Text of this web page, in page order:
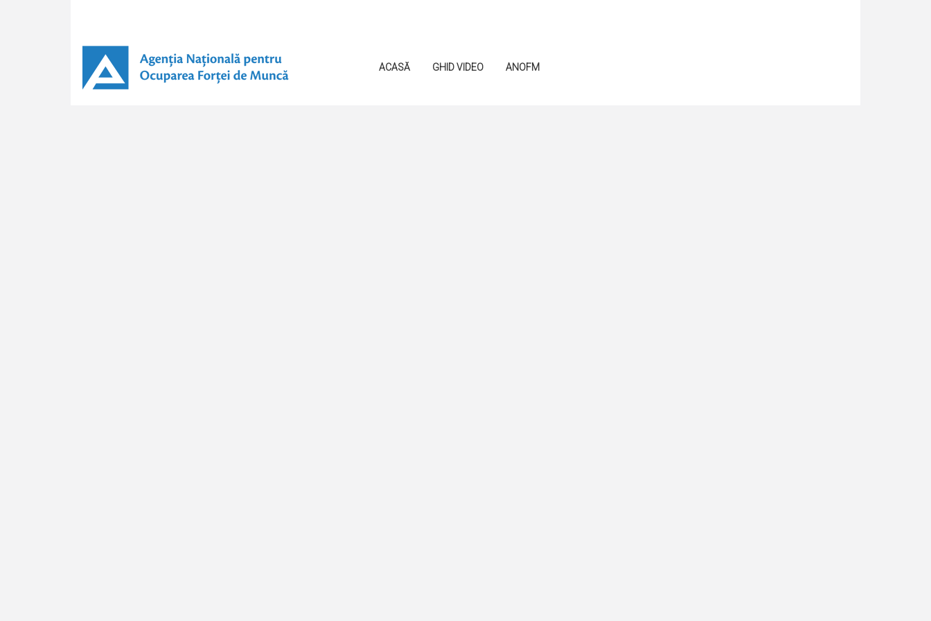
ACASĂ GHID VIDEO ANOFM